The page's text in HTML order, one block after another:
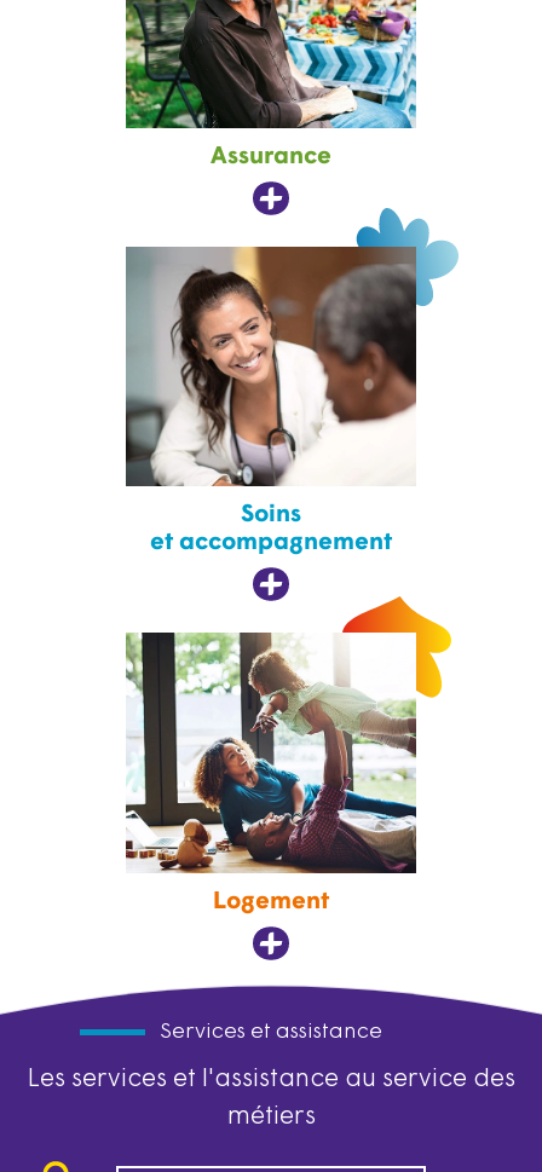
Assurance
Soins
et accompagnement
Logement
Services et assistance
Les services et l'assistance au service des
métiers